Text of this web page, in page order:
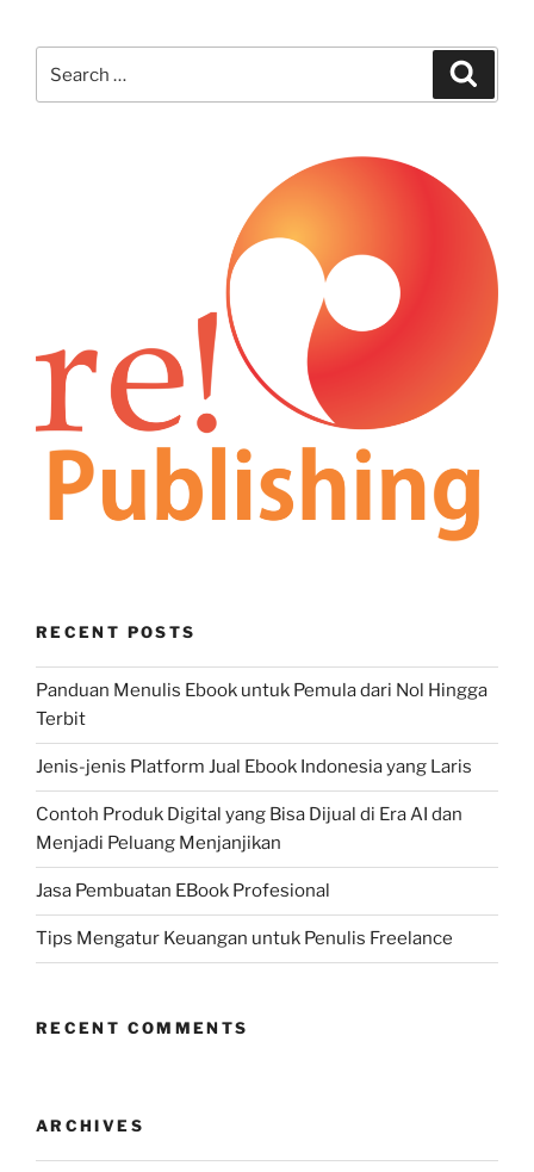
RECENT POSTS
Panduan Menulis Ebook untuk Pemula dari Nol Hingga
Terbit
Jenis-jenis Platform Jual Ebook Indonesia yang Laris
Contoh Produk Digital yang Bisa Dijual di Era AI dan
Menjadi Peluang Menjanjikan
Jasa Pembuatan EBook Profesional
Tips Mengatur Keuangan untuk Penulis Freelance
RECENT COMMENTS
ARCHIVES